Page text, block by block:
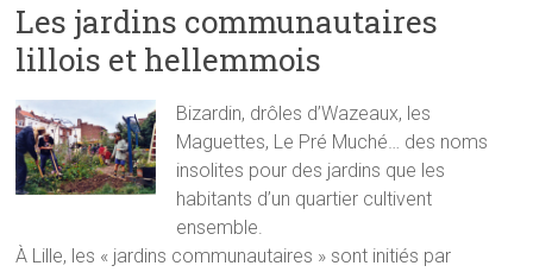
Les jardins communautaires
lillois et hellemmois
Bizardin, drôles d’Wazeaux, les
Maguettes, Le Pré Muché… des noms
insolites pour des jardins que les
habitants d’un quartier cultivent
ensemble.
À Lille, les « jardins communautaires » sont initiés par